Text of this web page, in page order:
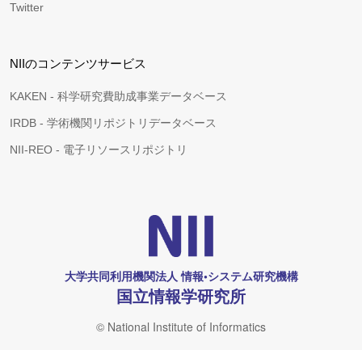
Twitter
NIIのコンテンツサービス
KAKEN - 科学研究費助成事業データベース
IRDB - 学術機関リポジトリデータベース
NII-REO - 電子リソースリポジトリ
大学共同利用機関法人 情報•システム研究機構
国立情報学研究所
© National Institute of Informatics